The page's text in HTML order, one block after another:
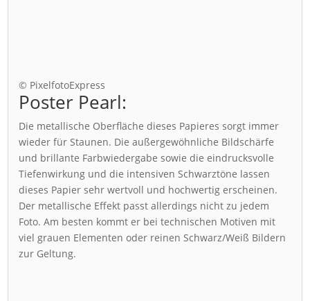
© PixelfotoExpress
Poster Pearl:
Die metallische Oberfläche dieses Papieres sorgt immer
wieder für Staunen. Die außergewöhnliche Bildschärfe
und brillante Farbwiedergabe sowie die eindrucksvolle
Tiefenwirkung und die intensiven Schwarztöne lassen
dieses Papier sehr wertvoll und hochwertig erscheinen.
Der metallische Effekt passt allerdings nicht zu jedem
Foto. Am besten kommt er bei technischen Motiven mit
viel grauen Elementen oder reinen Schwarz/Weiß Bildern
zur Geltung.